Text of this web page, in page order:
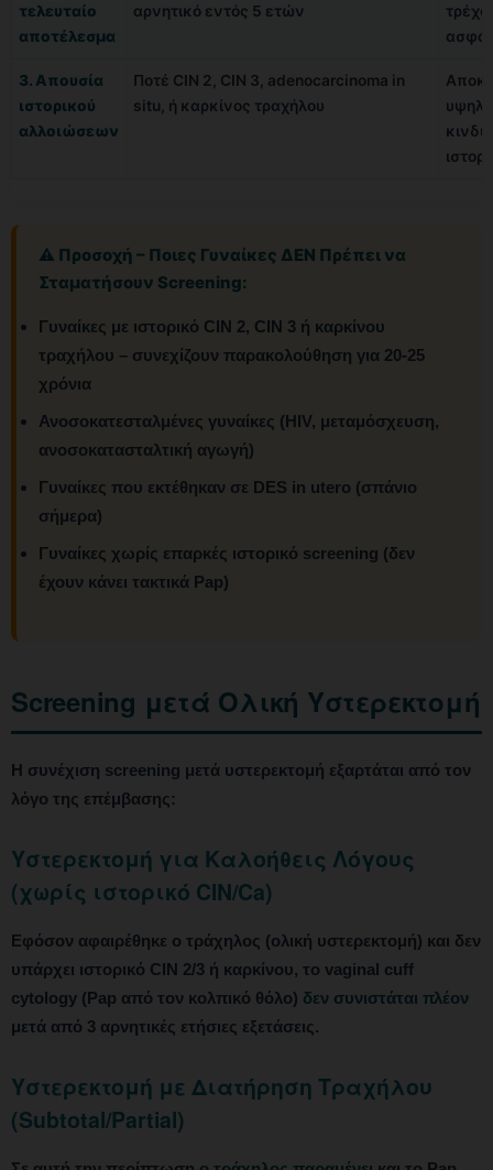
τελευταίο
αποτέλεσμα
αρνητικό εντός 5 ετών
3. Απουσία
ιστορικού
αλλοιώσεων
Ποτέ CIN 2, CIN 3, adenocarcinoma in
situ, ή καρκίνος τραχήλου
⚠️ Προσοχή – Ποιες Γυναίκες ΔΕΝ Πρέπει να
Σταματήσουν Screening:
Γυναίκες με ιστορικό CIN 2, CIN 3 ή καρκίνου
τραχήλου – συνεχίζουν παρακολούθηση για 20-25
χρόνια
Ανοσοκατεσταλμένες γυναίκες (HIV, μεταμόσχευση,
ανοσοκατασταλτική αγωγή)
Γυναίκες που εκτέθηκαν σε DES in utero (σπάνιο
σήμερα)
Γυναίκες χωρίς επαρκές ιστορικό screening (δεν
έχουν κάνει τακτικά Pap)
Screening μετά Ολική Υστερεκτομή
Η συνέχιση screening μετά υστερεκτομή εξαρτάται από τον
λόγο της επέμβασης:
Υστερεκτομή για Καλοήθεις Λόγους
(χωρίς ιστορικό CIN/Ca)
Εφόσον αφαιρέθηκε ο τράχηλος (ολική υστερεκτομή) και δεν
υπάρχει ιστορικό CIN 2/3 ή καρκίνου, το vaginal cuff
cytology (Pap από τον κολπικό θόλο) δεν συνιστάται πλέον
μετά από 3 αρνητικές ετήσιες εξετάσεις.
Υστερεκτομή με Διατήρηση Τραχήλου
(Subtotal/Partial)